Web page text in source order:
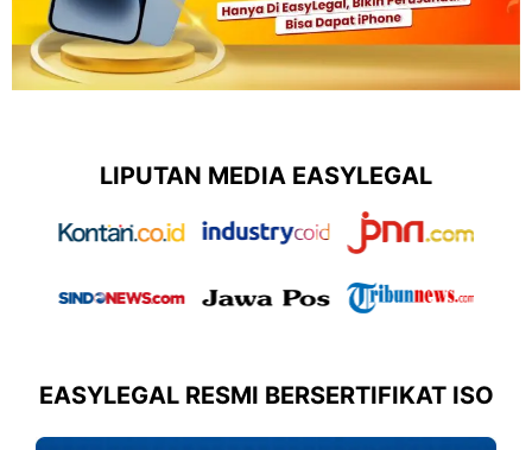
LIPUTAN MEDIA EASYLEGAL
EASYLEGAL RESMI BERSERTIFIKAT ISO